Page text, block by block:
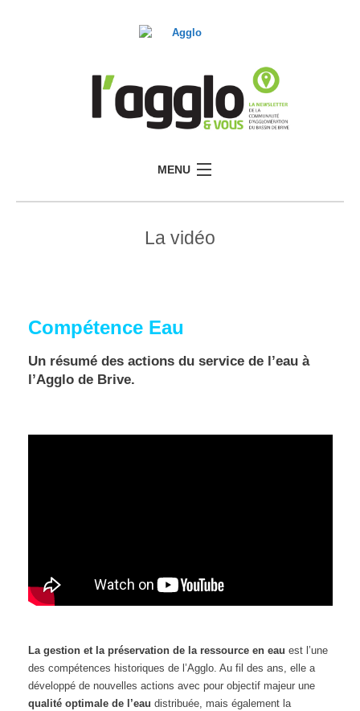
MENU
La vidéo
Compétence Eau
Un résumé des actions du service de l’eau à
l’Agglo de Brive.
La gestion et la préservation de la ressource en eau est l’une
des compétences historiques de l’Agglo. Au fil des ans, elle a
développé de nouvelles actions avec pour objectif majeur une
qualité optimale de l’eau distribuée, mais également la